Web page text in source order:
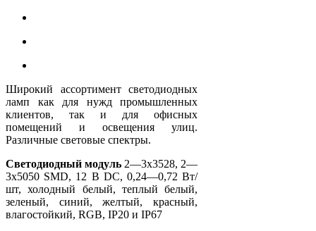
Широкий ассортимент светодиодных
ламп как для нужд промышленных
клиентов, так и для офисных
помещений и освещения улиц.
Различные световые спектры.
Светодиодный модуль 2—3x3528, 2—
3x5050 SMD, 12 В DC, 0,24—0,72 Вт/
шт, холодный белый, теплый белый,
зеленый, синий, желтый, красный,
влагостойкий, RGB, IP20 и IP67